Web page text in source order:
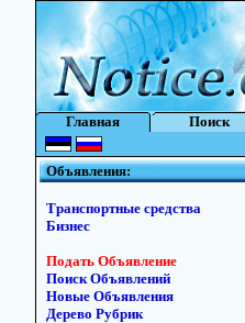
Главная Поиск
Объявления:
Транспортные средства
Бизнес
Подать Объявление
Поиск Объявлений
Новые Объявления
Дерево Рубрик